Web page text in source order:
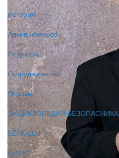
История
Архив номеров
Подписка
Сотрудничество
Отзывы
ЭНЦИКЛОПЕДИЯ БЕЗОПАСНИКА
LEAK-БЕЗ
О НАС